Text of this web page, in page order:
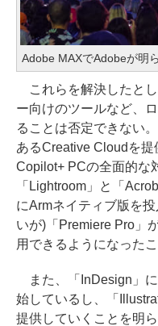
Adobe MAXでAdobeが明
これらを解決したと
ー向けのツールなど、
ることは否定できない
あるCreative Cloudを
Copilot+ PCの全面的な
「Lightroom」と「
にArmネイティブ版を
いが)「Premiere Pro」
用できるようになった
また、「InDesign」
始しているし、「
提供していくことを明